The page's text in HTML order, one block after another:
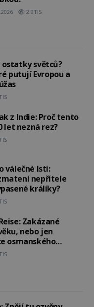
2.9TIS
světců?
putují Evropou a
z Indie: Proč tento
let nezná rez?
válečné lsti:
nepřítele
králíky?
Zakázané
nebo jen
osmanského